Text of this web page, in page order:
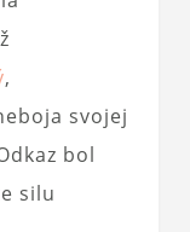
,
svojej
bol
silu